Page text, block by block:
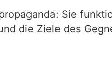
Sie
die Ziele des